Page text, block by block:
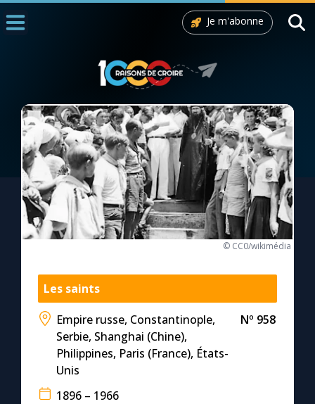
1000 Raisons de Croire
L'actualité de la semaine
La chaîne Youtube
La vidéo de la semaine
Le compte Tiktok
Le magazine
Je m'abonne
© CC0/wikimédia
Les saints
Empire russe, Constantinople,
Serbie, Shanghai (Chine),
Philippines, Paris (France), États-
Unis
Nº 958
1896 – 1966